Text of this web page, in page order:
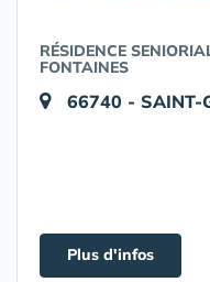
RÉSIDENCE
FONTAINES
66740 - SAINT-
Plus d'infos